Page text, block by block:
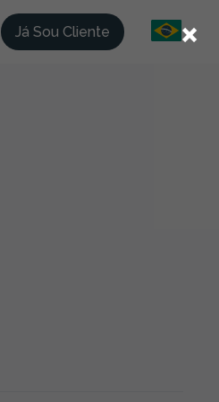
Já Sou Cliente ×